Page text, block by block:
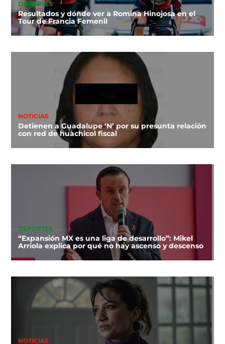
DEPORTES
Resultados y dónde ver a Romina Hinojosa en el
Tour de Francia Femenil
NOTICIAS
Detienen a Guadalupe ‘N’ por su presunta relación
con red de huachicol fiscal
DEPORTES
“Expansión MX es una liga de desarrollo”: Mikel
Arriola explica por qué no hay ascenso y descenso
NOTICIAS